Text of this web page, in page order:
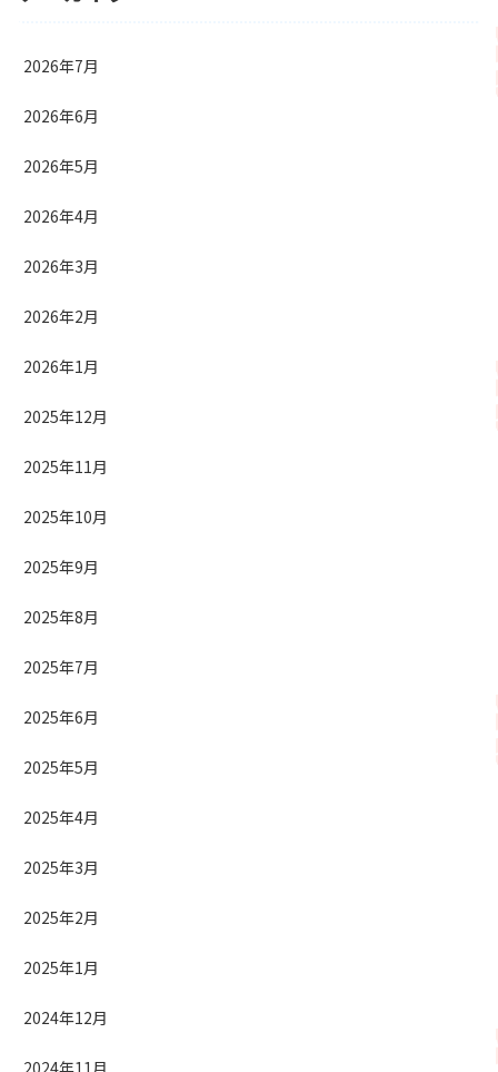
2026年7月
2026年6月
2026年5月
2026年4月
2026年3月
2026年2月
2026年1月
2025年12月
2025年11月
2025年10月
2025年9月
2025年8月
2025年7月
2025年6月
2025年5月
2025年4月
2025年3月
2025年2月
2025年1月
2024年12月
2024年11月